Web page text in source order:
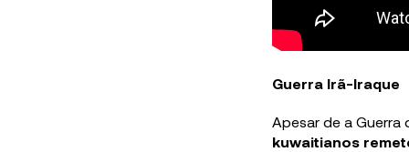
Guerra Irã-Iraque
Apesar de a
kuwaitianos